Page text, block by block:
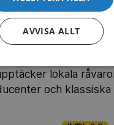
Nordic cookery
genom Nordens
lokala
och klassiska
AVVISA ALLT